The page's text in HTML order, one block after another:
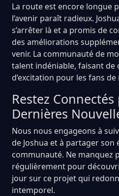
La route est encore longue
l’avenir paraît radieux.
s’arrêter là et a promis de
des améliorations
venir. La communauté de
talent indéniable, faisant de
d’excitation pour les fans
Restez
Dernières
Nous nous engageons à
de Joshua et à partager
communauté. Ne manquez
régulièrement pour
jour sur ce projet qui
intemporel.